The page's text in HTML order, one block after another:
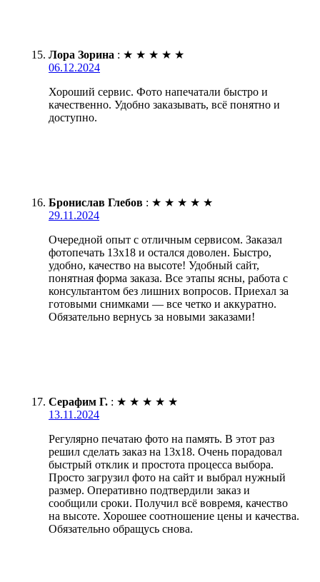
Лора Зорина : ★ ★ ★ ★ ★
06.12.2024
Хороший сервис. Фото напечатали быстро и
качественно. Удобно заказывать, всё понятно и
доступно.
Бронислав Глебов : ★ ★ ★ ★ ★
29.11.2024
Очередной опыт с отличным сервисом. Заказал
фотопечать 13х18 и остался доволен. Быстро,
удобно, качество на высоте! Удобный сайт,
понятная форма заказа. Все этапы ясны, работа с
консультантом без лишних вопросов. Приехал за
готовыми снимками — все четко и аккуратно.
Обязательно вернусь за новыми заказами!
Серафим Г. : ★ ★ ★ ★ ★
13.11.2024
Регулярно печатаю фото на память. В этот раз
решил сделать заказ на 13х18. Очень порадовал
быстрый отклик и простота процесса выбора.
Просто загрузил фото на сайт и выбрал нужный
размер. Оперативно подтвердили заказ и
сообщили сроки. Получил всё вовремя, качество
на высоте. Хорошее соотношение цены и качества.
Обязательно обращусь снова.